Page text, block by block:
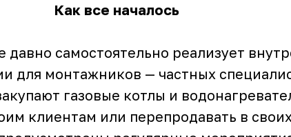
Как все началось
давно самостоятельно реализует
для монтажников — частных
газовые котлы и
клиентам или перепродавать в